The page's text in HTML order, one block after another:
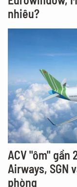
nhiêu?
ACV "ôm" gần
Airways, SGN
phòng